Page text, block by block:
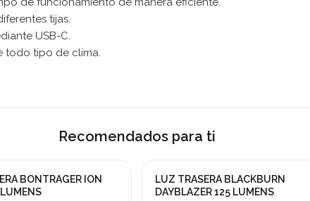
tijas.
USB-C.
todo tipo de clima.
Recomendados para ti
BONTRAGER ION
¡En oferta!
LUZ TRASERA BLACKBURN
DAYBLAZER 125 LUMENS